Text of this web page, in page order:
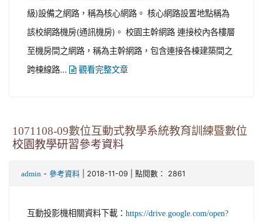
級)設備之網路，稱為核心網路。 核心網路設置地點稱為
該校網路機房(通訊機房)。 校園主幹網路 連接校內各樓層
至機房間之網路，稱為主幹網路，包含連接各棟建築間之
跨棟線路...
觀看完整文章
1071108-09數位互動式教學系統教育訓練暨數位
校園教學研習參考資料
admin - 參考資料 | 2018-11-09 | 點閱數： 2861
互動投影機相關資料下載： https://drive.google.com/open?